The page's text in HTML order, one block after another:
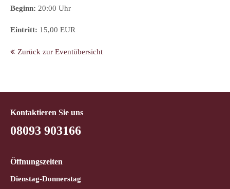
Beginn: 20:00 Uhr
Eintritt: 15,00 EUR
Zurück zur Eventübersicht
Kontaktieren Sie uns
08093 903166
Öffnungszeiten
Dienstag-Donnerstag